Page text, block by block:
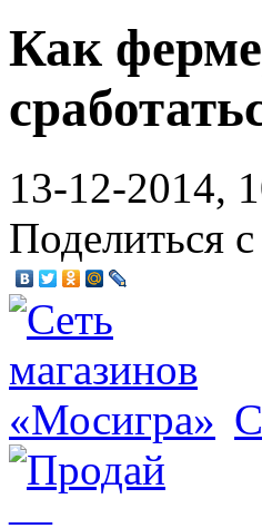
Как
13-12-2014,
Поделиться